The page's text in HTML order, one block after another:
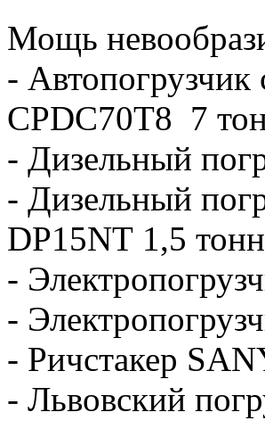
Мощь
- Автопогрузчик
CPDC70T8 7
- Дизельный
- Дизельный
DP15NT 1,5
-
-
- Ричстакер
- Львовский